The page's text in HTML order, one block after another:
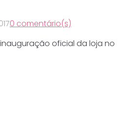
0 comentário(s)
oficial da loja no